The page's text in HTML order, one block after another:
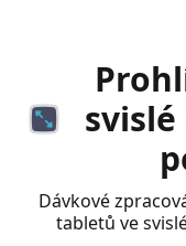
Dávkové
tabletů ve